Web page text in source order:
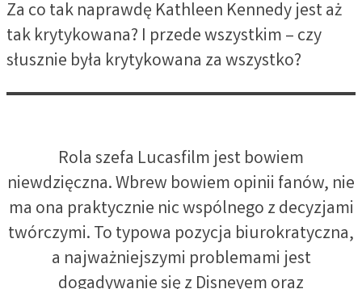
Za co tak naprawdę Kathleen Kennedy jest aż
tak krytykowana? I przede wszystkim – czy
słusznie była krytykowana za wszystko?
Rola szefa Lucasfilm jest bowiem
niewdzięczna. Wbrew bowiem opinii fanów, nie
ma ona praktycznie nic wspólnego z decyzjami
twórczymi. To typowa pozycja biurokratyczna,
a najważniejszymi problemami jest